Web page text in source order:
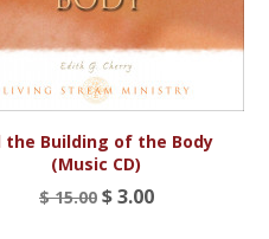
Vista rápida
the Building of the Body
(Music CD)
$ 15.00 $ 3.00